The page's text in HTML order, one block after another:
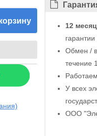
12
Обмен /
течение
У всех
ООО